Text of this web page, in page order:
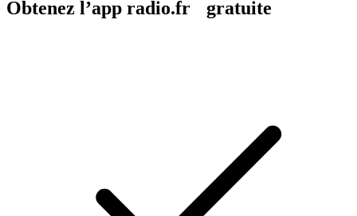
Obtenez l’app radio.fr gratuite